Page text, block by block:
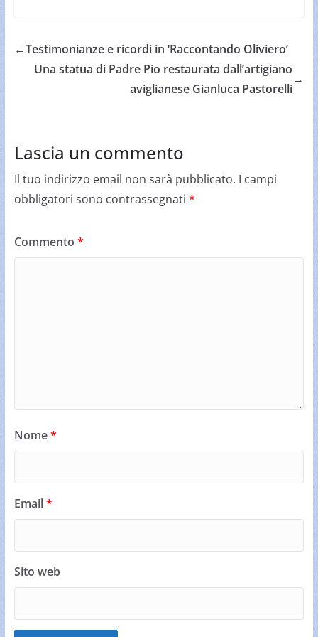
←Testimonianze e ricordi in ‘Raccontando Oliviero’
Una statua di Padre Pio restaurata dall’artigiano
aviglianese Gianluca Pastorelli
→
Lascia un commento
Il tuo indirizzo email non sarà pubblicato. I campi
obbligatori sono contrassegnati *
Commento *
Nome*
Email*
Sito web